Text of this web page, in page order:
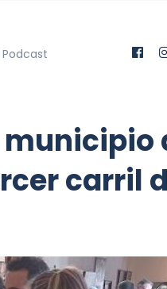
Podcast
carril